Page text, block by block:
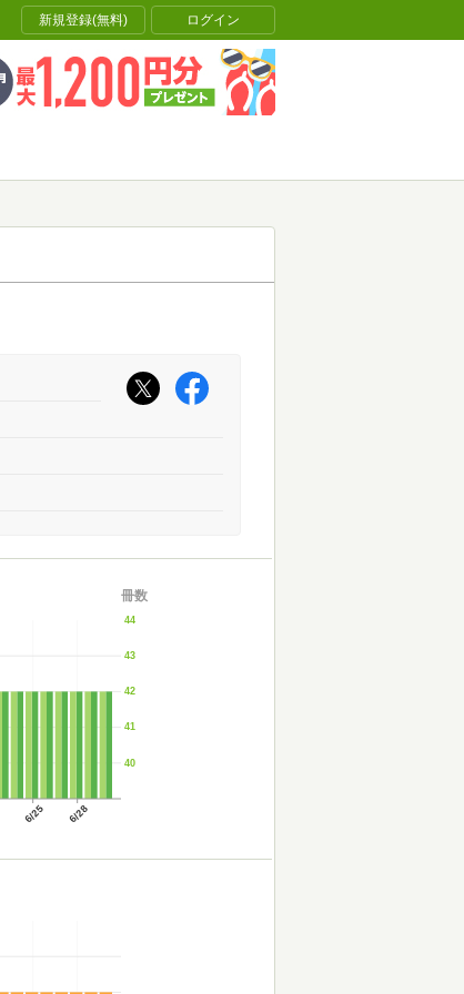
新規登録(無料) ログイン
6/25 6/28
40
41
42
43
44
冊数